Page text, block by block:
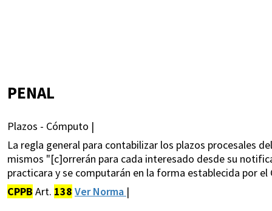
PENAL
Plazos - Cómputo |
La regla general para contabilizar los plazos procesales
mismos "[c]orrerán para cada interesado desde su
practicara y se computarán en la forma establecida por el
CPPB Art. 138 Ver Norma |